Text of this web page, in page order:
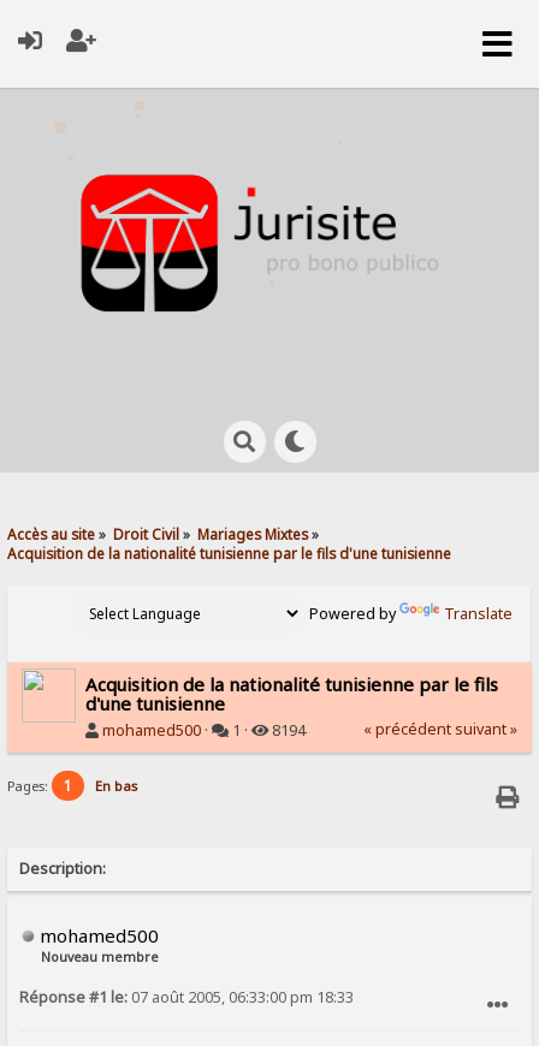
Accès au site» Droit Civil» Mariages Mixtes»
Acquisition de la nationalité tunisienne par le fils d'une tunisienne
Powered by Translate
Acquisition de la nationalité tunisienne par le fils
d'une tunisienne
mohamed500 · 1 · 8194 « précédent suivant »
Pages: 1 En bas
Description:
mohamed500
Nouveau membre
Réponse #1 le: 07 août 2005, 06:33:00 pm 18:33